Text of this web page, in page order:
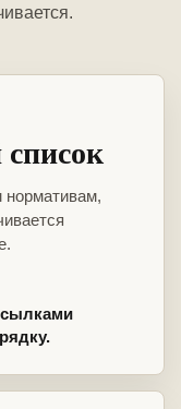
нормативам,